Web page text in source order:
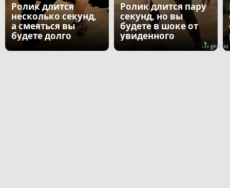
Ролик длится
несколько секунд,
а смеяться вы
будете долго
Ролик длится пару
секунд, но вы
будете в шоке от
увиденного